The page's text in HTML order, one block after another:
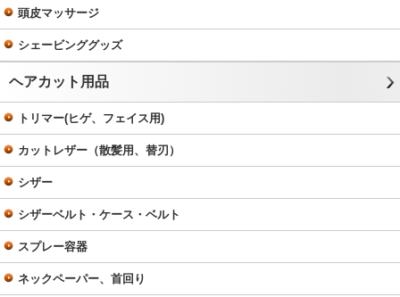
頭皮マッサージ
シェービンググッズ
ヘアカット用品
トリマー(ヒゲ、フェイス用)
カットレザー（散髪用、替刃）
シザー
シザーベルト・ケース・ベルト
スプレー容器
ネックペーパー、首回り